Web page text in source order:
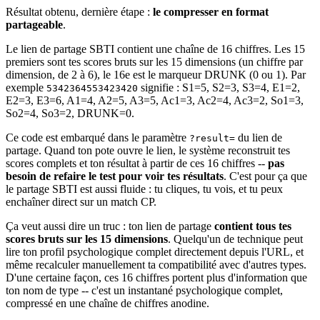
Résultat obtenu, dernière étape : le compresser en format
partageable.
Le lien de partage SBTI contient une chaîne de 16 chiffres. Les 15
premiers sont tes scores bruts sur les 15 dimensions (un chiffre par
dimension, de 2 à 6), le 16e est le marqueur DRUNK (0 ou 1). Par
exemple 5342364553423420 signifie : S1=5, S2=3, S3=4, E1=2,
E2=3, E3=6, A1=4, A2=5, A3=5, Ac1=3, Ac2=4, Ac3=2, So1=3,
So2=4, So3=2, DRUNK=0.
Ce code est embarqué dans le paramètre ?result= du lien de
partage. Quand ton pote ouvre le lien, le système reconstruit tes
scores complets et ton résultat à partir de ces 16 chiffres -- pas
besoin de refaire le test pour voir tes résultats. C'est pour ça que
le partage SBTI est aussi fluide : tu cliques, tu vois, et tu peux
enchaîner direct sur un match CP.
Ça veut aussi dire un truc : ton lien de partage contient tous tes
scores bruts sur les 15 dimensions. Quelqu'un de technique peut
lire ton profil psychologique complet directement depuis l'URL, et
même recalculer manuellement ta compatibilité avec d'autres types.
D'une certaine façon, ces 16 chiffres portent plus d'information que
ton nom de type -- c'est un instantané psychologique complet,
compressé en une chaîne de chiffres anodine.